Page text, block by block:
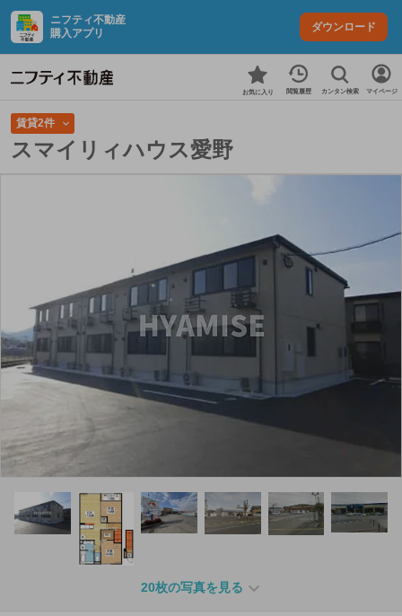
ニフティ不動産
購入アプリ
ダウンロード
お気に入り 閲覧履歴 カンタン検索 マイページ
賃貸2件
スマイリィハウス愛野
20枚の写真を見る